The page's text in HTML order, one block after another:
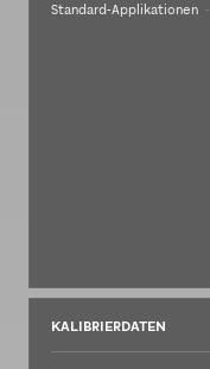
Standard-Applikationen
KALIBRIERDATEN